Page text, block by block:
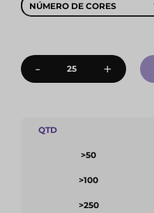
NÚMERO DE CORES
- +
QTD
>50
>100
>250